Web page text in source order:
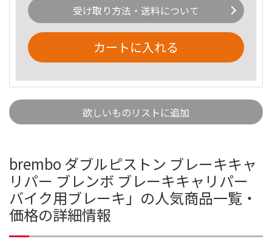
受け取り方法・送料について
カートに入れる
欲しいものリストに追加
brembo ダブルピストン ブレーキキャ
リパー ブレンボ ブレーキキャリパー
バイク用ブレーキ」の人気商品一覧・
価格の詳細情報